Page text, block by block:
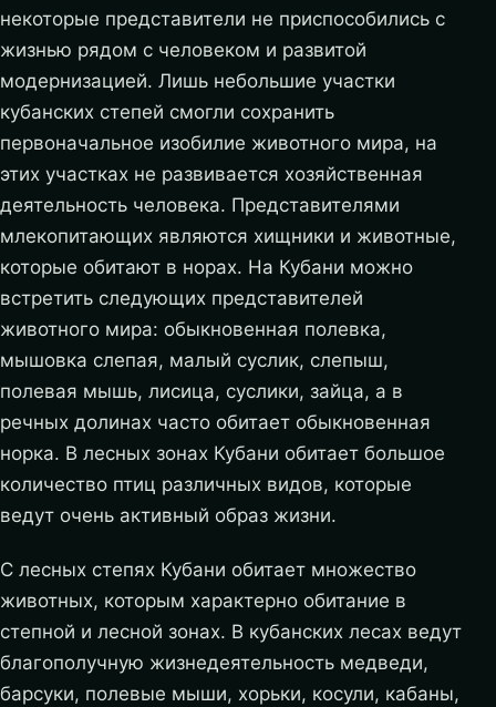
некоторые представители не приспособились с
жизнью рядом с человеком и развитой
модернизацией. Лишь небольшие участки
кубанских степей смогли сохранить
первоначальное изобилие животного мира, на
этих участках не развивается хозяйственная
деятельность человека. Представителями
млекопитающих являются хищники и животные,
которые обитают в норах. На Кубани можно
встретить следующих представителей
животного мира: обыкновенная полевка,
мышовка слепая, малый суслик, слепыш,
полевая мышь, лисица, суслики, зайца, а в
речных долинах часто обитает обыкновенная
норка. В лесных зонах Кубани обитает большое
количество птиц различных видов, которые
ведут очень активный образ жизни.
С лесных степях Кубани обитает множество
животных, которым характерно обитание в
степной и лесной зонах. В кубанских лесах ведут
благополучную жизнедеятельность медведи,
барсуки, полевые мыши, хорьки, косули, кабаны,